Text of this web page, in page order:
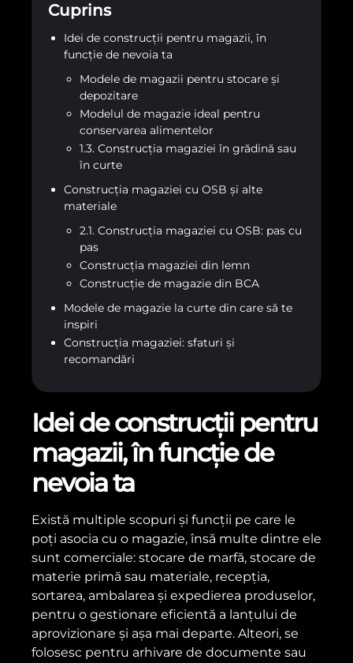
Cuprins
Idei de construcții pentru magazii, în
funcție de nevoia ta
Modele de magazii pentru stocare și
depozitare
Modelul de magazie ideal pentru
conservarea alimentelor
1.3. Construcția magaziei în grădină sau
în curte
Construcția magaziei cu OSB și alte
materiale
2.1. Construcția magaziei cu OSB: pas cu
pas
Construcția magaziei din lemn
Construcție de magazie din BCA
Modele de magazie la curte din care să te
inspiri
Construcția magaziei: sfaturi și
recomandări
Idei de construcții pentru
magazii, în funcție de
nevoia ta
Există multiple scopuri și funcții pe care le
poți asocia cu o magazie, însă multe dintre ele
sunt comerciale: stocare de marfă, stocare de
materie primă sau materiale, recepția,
sortarea, ambalarea și expedierea produselor,
pentru o gestionare eficientă a lanțului de
aprovizionare și așa mai departe. Alteori, se
folosesc pentru arhivare de documente sau